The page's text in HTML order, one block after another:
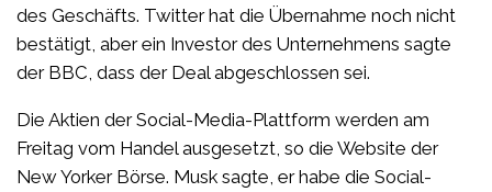
des Geschäfts. Twitter hat die Übernahme noch nicht
bestätigt, aber ein Investor des Unternehmens sagte
der BBC, dass der Deal abgeschlossen sei.
Die Aktien der Social-Media-Plattform werden am
Freitag vom Handel ausgesetzt, so die Website der
New Yorker Börse. Musk sagte, er habe die Social-